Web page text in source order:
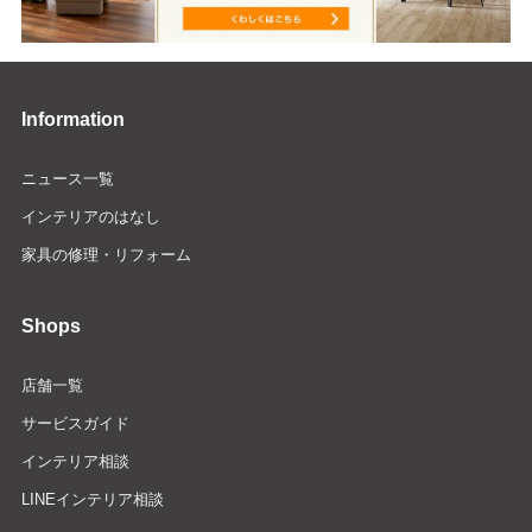
Information
ニュース一覧
インテリアのはなし
家具の修理・リフォーム
Shops
店舗一覧
サービスガイド
インテリア相談
LINEインテリア相談